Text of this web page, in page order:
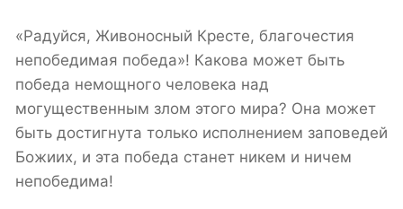
«Радуйся, Живоносный Кресте, благочестия
непобедимая победа»! Какова может быть
победа немощного человека над
могущественным злом этого мира? Она может
быть достигнута только исполнением заповедей
Божиих, и эта победа станет никем и ничем
непобедима!